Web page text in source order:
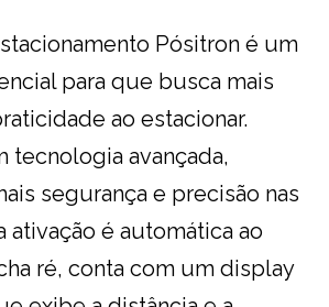
Pósitron é um
para que busca mais
ao estacionar.
tecnologia avançada,
segurança e precisão nas
ativação é automática ao
ré, conta com um display